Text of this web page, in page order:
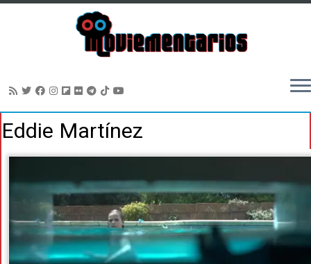
Saltar
alEddie Martínez